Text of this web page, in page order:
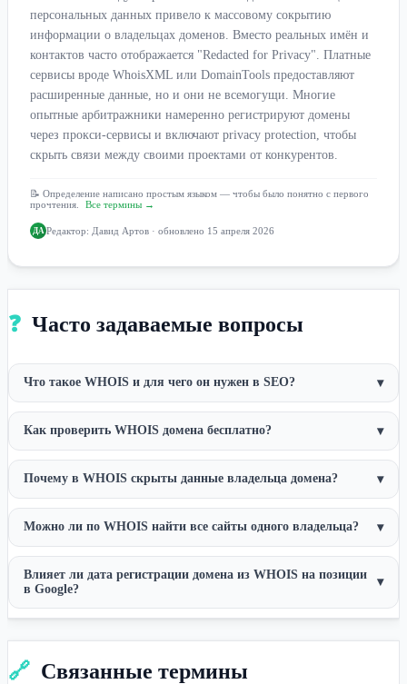
персональных данных привело к массовому сокрытию
информации о владельцах доменов. Вместо реальных имён и
контактов часто отображается "Redacted for Privacy". Платные
сервисы вроде WhoisXML или DomainTools предоставляют
расширенные данные, но и они не всемогущи. Многие
опытные арбитражники намеренно регистрируют домены
через прокси-сервисы и включают privacy protection, чтобы
скрыть связи между своими проектами от конкурентов.
📝 Определение написано простым языком — чтобы было понятно с первого
прочтения.
Все термины →
ДА Редактор: Давид Артов · обновлено 15 апреля 2026
❓ Часто задаваемые вопросы
Что такое WHOIS и для чего он нужен в SEO? ▾
Как проверить WHOIS домена бесплатно? ▾
Почему в WHOIS скрыты данные владельца домена? ▾
Можно ли по WHOIS найти все сайты одного владельца? ▾
Влияет ли дата регистрации домена из WHOIS на позиции
в Google?
▾
🔗 Связанные термины